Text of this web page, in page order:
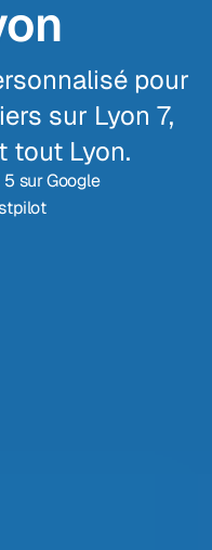
pour
sur Lyon 7,
tout Lyon.
sur Google